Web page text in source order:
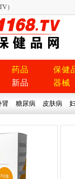
）
药品
新品
保健
器械
肾 糖尿病 皮肤病